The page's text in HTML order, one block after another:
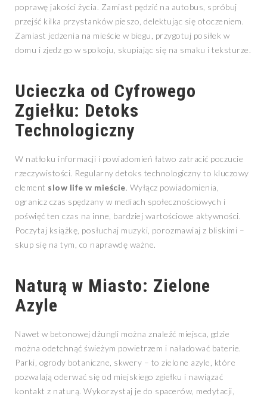
poprawę jakości życia. Zamiast pędzić na autobus, spróbuj
przejść kilka przystanków pieszo, delektując się otoczeniem.
Zamiast jedzenia na mieście w biegu, przygotuj posiłek w
domu i zjedz go w spokoju, skupiając się na smaku i teksturze.
Ucieczka od Cyfrowego
Zgiełku: Detoks
Technologiczny
W natłoku informacji i powiadomień łatwo zatracić poczucie
rzeczywistości. Regularny detoks technologiczny to kluczowy
element slow life w mieście. Wyłącz powiadomienia,
ogranicz czas spędzany w mediach społecznościowych i
poświęć ten czas na inne, bardziej wartościowe aktywności.
Poczytaj książkę, posłuchaj muzyki, porozmawiaj z bliskimi –
skup się na tym, co naprawdę ważne.
Naturą w Miasto: Zielone
Azyle
Nawet w betonowej dżungli można znaleźć miejsca, gdzie
można odetchnąć świeżym powietrzem i naładować baterie.
Parki, ogrody botaniczne, skwery – to zielone azyle, które
pozwalają oderwać się od miejskiego zgiełku i nawiązać
kontakt z naturą. Wykorzystaj je do spacerów, medytacji,